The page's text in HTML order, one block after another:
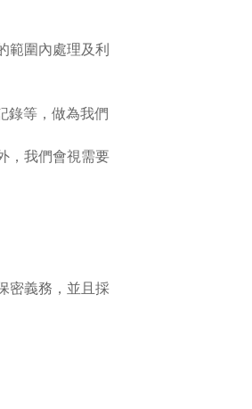
範圍內處理及利
錄等，做為我們
，我們會視需要
密義務，並且採